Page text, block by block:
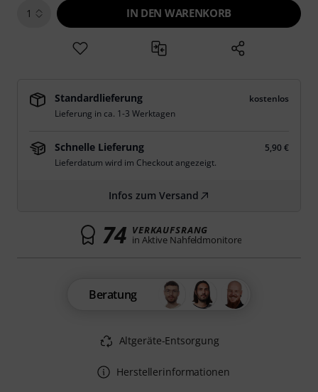
1 IN DEN WARENKORB
Standardlieferung
kostenlos
Lieferung in ca. 1-3 Werktagen
Schnelle Lieferung
5,90 €
Lieferdatum wird im Checkout angezeigt.
Infos zum Versand
74 VERKAUFSRANG
in Aktive Nahfeldmonitore
Beratung
Altgeräte-Entsorgung
Herstellerinformationen